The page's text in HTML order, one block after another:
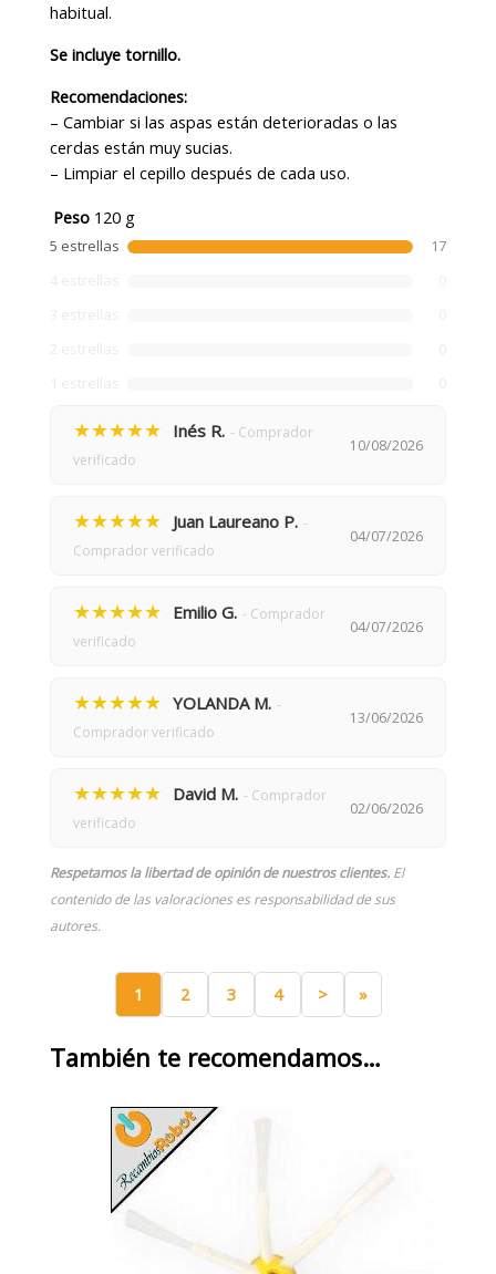
habitual.
Se incluye tornillo.
Recomendaciones:
– Cambiar si las aspas están deterioradas o las
cerdas están muy sucias.
– Limpiar el cepillo después de cada uso.
Peso 120 g
5 estrellas
17
★★★★★ Inés R. - Comprador
verificado
10/08/2026
★★★★★ Juan Laureano P. -
Comprador verificado
04/07/2026
★★★★★ Emilio G. - Comprador
verificado
04/07/2026
★★★★★ YOLANDA M. -
Comprador verificado
13/06/2026
★★★★★ David M. - Comprador
verificado
02/06/2026
Respetamos la libertad de opinión de nuestros clientes. El
contenido de las valoraciones es responsabilidad de sus
autores.
1 2 3 4 > »
También te recomendamos…